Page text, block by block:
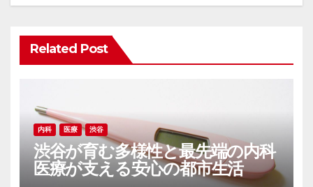
ン
Related Post
内科 医療 渋谷
渋谷が育む多様性と最先端の内科
医療が支える安心の都市生活